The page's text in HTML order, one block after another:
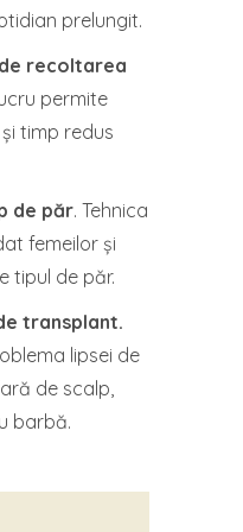
prelungit.
recoltarea
permite
timp redus
de păr. Tehnica
femeilor și
tipul de păr.
transplant.
lipsei de
de scalp,
barbă.